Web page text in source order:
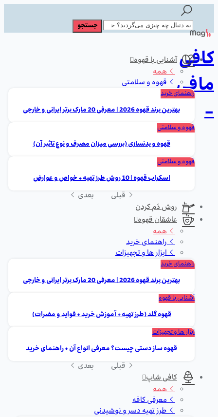
کافی
مافی
-
آشنایی با قهوه
همه
قهوه و سلامتی
راهنمای خرید
بهترین برند قهوه 2026 | معرفی 20 مارک برتر ایرانی و خارجی
قهوه و سلامتی
قهوه و بدنسازی (بررسی میزان مصرف و نوع تاثیر آن)
قهوه و سلامتی
اسکراب قهوه | 10 روش طرز تهیه + خواص و عوارض
قبلی
بعدی
روش دَم کردن
عاشقان قهوه
همه
راهنمای خرید
ابزار ها و تجهیزات
راهنمای خرید
بهترین برند قهوه 2026 | معرفی 20 مارک برتر ایرانی و خارجی
آشنایی با قهوه
قهوه گلد (طرز تهیه + آموزش خرید + فواید و مضرات)
ابزار ها و تجهیزات
قهوه ساز دستی چیست؟ معرفی انواع آن + راهنمای خرید
قبلی
بعدی
کافی شاپ
همه
معرفی کافه
طرز تهیه دسر و نوشیدنی